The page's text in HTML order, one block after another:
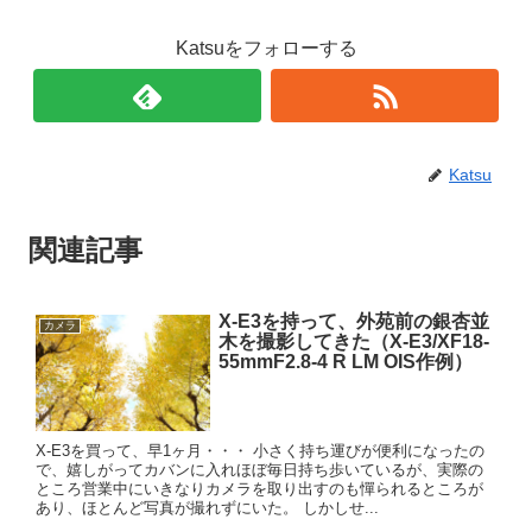
Katsuをフォローする
Katsu
関連記事
カメラ
X-E3を持って、外苑前の銀杏並
木を撮影してきた（X-E3/XF18-
55mmF2.8-4 R LM OIS作例）
X-E3を買って、早1ヶ月・・・ 小さく持ち運びが便利になったの
で、嬉しがってカバンに入れほぼ毎日持ち歩いているが、実際の
ところ営業中にいきなりカメラを取り出すのも憚られるところが
あり、ほとんど写真が撮れずにいた。 しかしせ...